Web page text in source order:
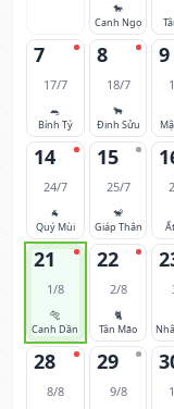
🐎
Canh Ngọ
7
17/7
🐀
Bính Tý
8
18/7
🐂
Đinh Sửu
9
14
24/7
🐐
Quý Mùi
15
25/7
🐒
Giáp Thân
21
1/8
🐅
Canh Dần
22
2/8
🐈
Tân Mão
28
8/8
29
9/8